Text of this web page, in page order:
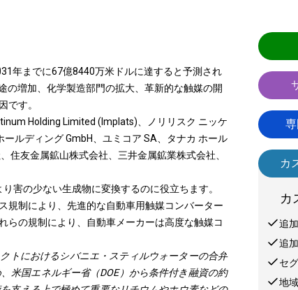
年までに67億8440万米ドルに達すると予測され
の増加、化学製造部門の拡大、革新的な触媒の開
です。
Holding Limited (Implats)、ノリリスク ニッケ
ルディング GmbH、ユミコア SA、タナカ ホール
住友金属鉱山株式会社、三井金属鉱業株式会社、
害の少ない生成物に変換するのに役立ちます。
規制により、先進的な自動車用触媒コンバーター
らの規制により、自動車メーカーは高度な触媒コ
トにおけるシバニエ・スティルウォーターの合弁
米国エネルギー省（DOE）から条件付き融資の約
カ
カ
追
追
セ
地